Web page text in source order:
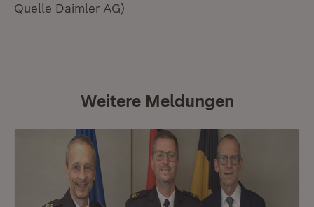
Quelle Daimler AG)
Weitere Meldungen